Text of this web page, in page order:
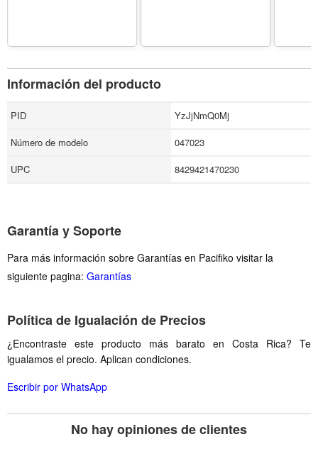
Información del producto
PID
YzJjNmQ0Mj
Número de modelo
047023
UPC
8429421470230
Garantía y Soporte
Para más información sobre Garantías en Pacifiko visitar la
siguiente pagina: Garantías
Política de Igualación de Precios
¿Encontraste este producto más barato en Costa Rica? Te
igualamos el precio. Aplican condiciones.
Escribir por WhatsApp
No hay opiniones de clientes